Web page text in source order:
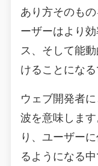
あり方そのも
ーザーはより
ス、そして能
けることになる
ウェブ開発者
波を意味しま
り、ユーザー
るようになる